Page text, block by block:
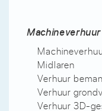
Machineverhuur
Midlaren
Verhuur
Verhuur
Verhuur 3D-